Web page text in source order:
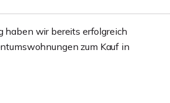
haben wir bereits erfolgreich
zum Kauf in